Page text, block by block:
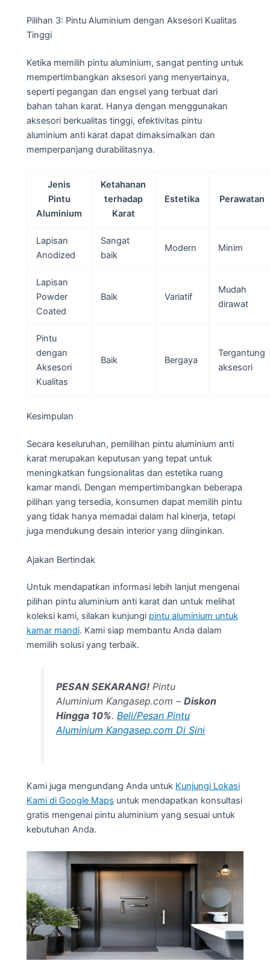
Pilihan 3: Pintu Aluminium dengan Aksesori Kualitas
Tinggi
Ketika memilih pintu aluminium, sangat penting untuk
mempertimbangkan aksesori yang menyertainya,
seperti pegangan dan engsel yang terbuat dari
bahan tahan karat. Hanya dengan menggunakan
aksesori berkualitas tinggi, efektivitas pintu
aluminium anti karat dapat dimaksimalkan dan
memperpanjang durabilitasnya.
Jenis
Pintu
Aluminium
Ketahanan
terhadap
Karat
Estetika Perawatan
Lapisan
Anodized
Sangat
baik
Modern Minim
Lapisan
Powder
Coated
Baik Variatif
Mudah
dirawat
Pintu
dengan
Aksesori
Kualitas
Baik Bergaya
Tergantung
aksesori
Kesimpulan
Secara keseluruhan, pemilihan pintu aluminium anti
karat merupakan keputusan yang tepat untuk
meningkatkan fungsionalitas dan estetika ruang
kamar mandi. Dengan mempertimbangkan beberapa
pilihan yang tersedia, konsumen dapat memilih pintu
yang tidak hanya memadai dalam hal kinerja, tetapi
juga mendukung desain interior yang diinginkan.
Ajakan Bertindak
Untuk mendapatkan informasi lebih lanjut mengenai
pilihan pintu aluminium anti karat dan untuk melihat
koleksi kami, silakan kunjungi pintu aluminium untuk
kamar mandi. Kami siap membantu Anda dalam
memilih solusi yang terbaik.
PESAN SEKARANG! Pintu
Aluminium Kangasep.com –Diskon
Hingga 10%. Beli/Pesan Pintu
Aluminium Kangasep.com Di Sini
Kami juga mengundang Anda untuk Kunjungi Lokasi
Kami di Google Maps untuk mendapatkan konsultasi
gratis mengenai pintu aluminium yang sesuai untuk
kebutuhan Anda.